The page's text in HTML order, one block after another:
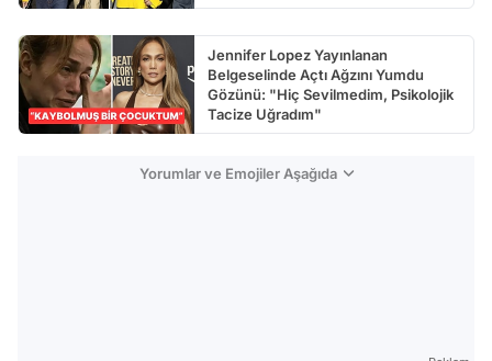
Jennifer Lopez Yayınlanan
Belgeselinde Açtı Ağzını Yumdu
Gözünü: "Hiç Sevilmedim, Psikolojik
Tacize Uğradım"
Yorumlar ve Emojiler Aşağıda